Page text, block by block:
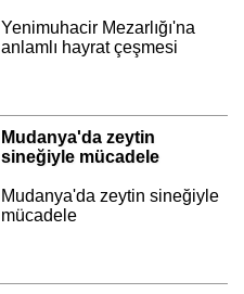
Yenimuhacir Mezarlığı'na
anlamlı hayrat çeşmesi
Mudanya'da zeytin
sineğiyle mücadele
Mudanya'da zeytin sineğiyle
mücadele